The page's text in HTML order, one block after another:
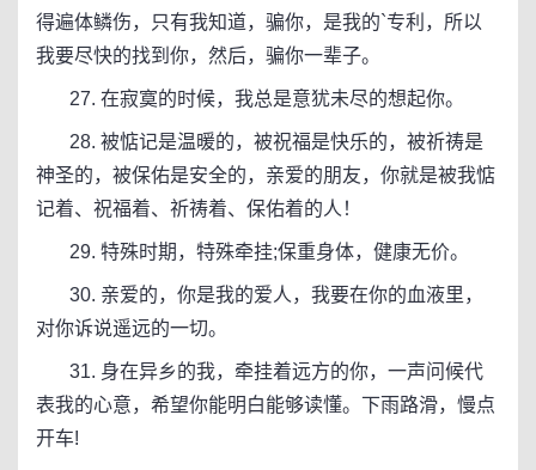
得遍体鳞伤，只有我知道，骗你，是我的`专利，所以
我要尽快的找到你，然后，骗你一辈子。
27. 在寂寞的时候，我总是意犹未尽的想起你。
28. 被惦记是温暖的，被祝福是快乐的，被祈祷是
神圣的，被保佑是安全的，亲爱的朋友，你就是被我惦
记着、祝福着、祈祷着、保佑着的人！
29. 特殊时期，特殊牵挂;保重身体，健康无价。
30. 亲爱的，你是我的爱人，我要在你的血液里，
对你诉说遥远的一切。
31. 身在异乡的我，牵挂着远方的你，一声问候代
表我的心意，希望你能明白能够读懂。下雨路滑，慢点
开车!